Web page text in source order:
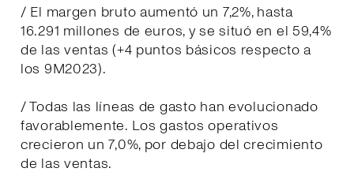
/ El margen bruto aumentó un 7,2%, hasta
16.291 millones de euros, y se situó en el 59,4%
de las ventas (+4 puntos básicos respecto a
los 9M2023).
/ Todas las líneas de gasto han evolucionado
favorablemente. Los gastos operativos
crecieron un 7,0%, por debajo del crecimiento
de las ventas.